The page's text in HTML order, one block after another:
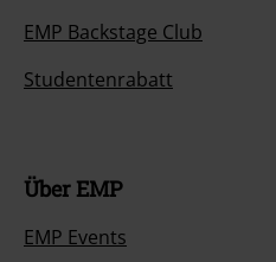
EMP Backstage Club
Studentenrabatt
Über EMP
EMP Events